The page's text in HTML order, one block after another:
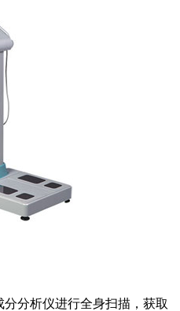
分析仪进行全身扫描，获取